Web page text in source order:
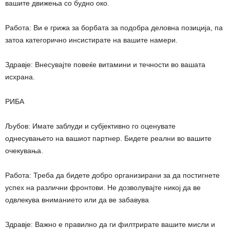
вашите движења со будно око.
Работа: Ви е грижа за борбата за подобра деловна позиција, па
затоа категорично инсистирате на вашите намери.
Здравје: Внесувајте повеќе витамини и течности во вашата
исхрана.
РИБА
Љубов: Имате заблуди и субјективно го оценувате
однесувањето на вашиот партнер. Бидете реални во вашите
очекувања.
Работа: Треба да бидете добро организирани за да постигнете
успех на различни фронтови. Не дозволувајте никој да ве
одвлекува вниманието или да ве забавува
Здравје: Важно е правилно да ги филтрирате вашите мисли и